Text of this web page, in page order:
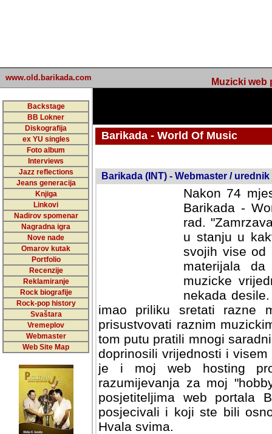
www.old.barikada.com Muzicki web
Backstage
BB Lokner
Diskografija
ex YU singles
Foto album
Interviews
Jazz reflections
Jeans generacija
Knjiga
Linkovi
Nadirov spomenar
Nagradna igra
Nove nade
Omarov kutak
Portfolio
Recenzije
Reklamiranje
Rock biografije
Rock-pop history
Svaštara
Vremeplov
Webmaster
Web Site Map
Barikada - World Of Music
Barikada (INT) - Webmaster / urednik
Nakon 74
Barikada -
rad.
u stanju u
svojih vise od
materijala
muzicke
nekada
imao priliku sretati razne
prisustvovati raznim
tom putu pratili mnogi
doprinosili vrijednosti i
je i moj web hosting
razumijevanja za moj
posjetiteljima web portala
posjecivali i koji ste bili
Hvala svima.